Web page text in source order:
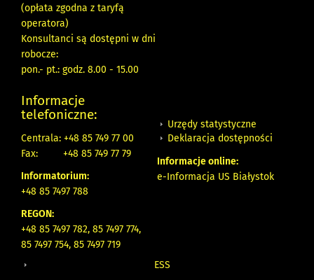
(opłata zgodna z taryfą
operatora)
Konsultanci są dostępni w dni
robocze:
pon.- pt.: godz. 8.00 - 15.00
Informacje
telefoniczne:
Centrala: +48 85 749 77 00
Fax:
+48 85 749 77 79
Informatorium:
+48 85 7497 788
REGON:
+48 85 7497 782, 85 7497 774,
85 7497 754, 85 7497 719
Urzędy statystyczne
Deklaracja dostępności
Informacje online:
e-Informacja US Białystok
ESS